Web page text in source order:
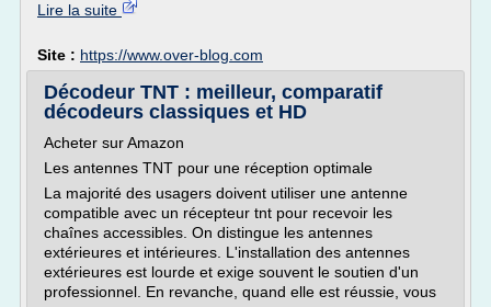
Lire la suite
Site : https://www.over-blog.com
Décodeur TNT : meilleur, comparatif
décodeurs classiques et HD
Acheter sur Amazon
Les antennes TNT pour une réception optimale
La majorité des usagers doivent utiliser une antenne
compatible avec un récepteur tnt pour recevoir les
chaînes accessibles. On distingue les antennes
extérieures et intérieures. L'installation des antennes
extérieures est lourde et exige souvent le soutien d'un
professionnel. En revanche, quand elle est réussie, vous